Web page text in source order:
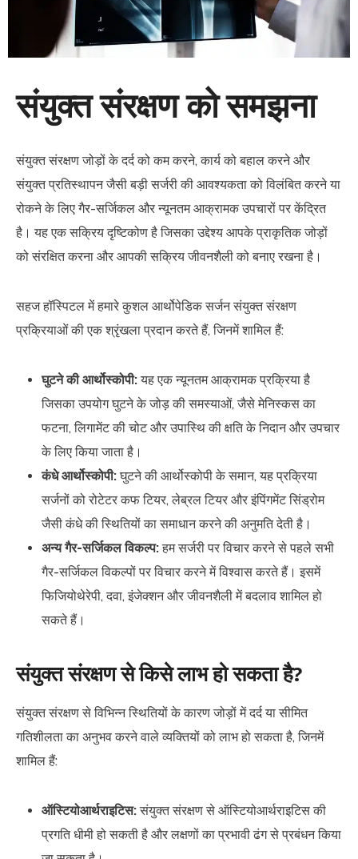
संयुक्त संरक्षण को समझना
संयुक्त संरक्षण जोड़ों के दर्द को कम करने, कार्य को बहाल करने और
संयुक्त प्रतिस्थापन जैसी बड़ी सर्जरी की आवश्यकता को विलंबित करने या
रोकने के लिए गैर-सर्जिकल और न्यूनतम आक्रामक उपचारों पर केंद्रित
है। यह एक सक्रिय दृष्टिकोण है जिसका उद्देश्य आपके प्राकृतिक जोड़ों
को संरक्षित करना और आपकी सक्रिय जीवनशैली को बनाए रखना है।
सहज हॉस्पिटल में हमारे कुशल आर्थोपेडिक सर्जन संयुक्त संरक्षण
प्रक्रियाओं की एक श्रृंखला प्रदान करते हैं, जिनमें शामिल हैं:
घुटने की आर्थोस्कोपी:यह एक न्यूनतम आक्रामक प्रक्रिया है
जिसका उपयोग घुटने के जोड़ की समस्याओं, जैसे मेनिस्कस का
फटना, लिगामेंट की चोट और उपास्थि की क्षति के निदान और उपचार
के लिए किया जाता है।
कंधे आर्थोस्कोपी:घुटने की आर्थोस्कोपी के समान, यह प्रक्रिया
सर्जनों को रोटेटर कफ टियर, लेब्रल टियर और इंपिंगमेंट सिंड्रोम
जैसी कंधे की स्थितियों का समाधान करने की अनुमति देती है।
अन्य गैर-सर्जिकल विकल्प:हम सर्जरी पर विचार करने से पहले सभी
गैर-सर्जिकल विकल्पों पर विचार करने में विश्वास करते हैं। इसमें
फिजियोथेरेपी, दवा, इंजेक्शन और जीवनशैली में बदलाव शामिल हो
सकते हैं।
संयुक्त संरक्षण से किसे लाभ हो सकता है?
संयुक्त संरक्षण से विभिन्न स्थितियों के कारण जोड़ों में दर्द या सीमित
गतिशीलता का अनुभव करने वाले व्यक्तियों को लाभ हो सकता है, जिनमें
शामिल हैं:
ऑस्टियोआर्थराइटिस:संयुक्त संरक्षण से ऑस्टियोआर्थराइटिस की
प्रगति धीमी हो सकती है और लक्षणों का प्रभावी ढंग से प्रबंधन किया